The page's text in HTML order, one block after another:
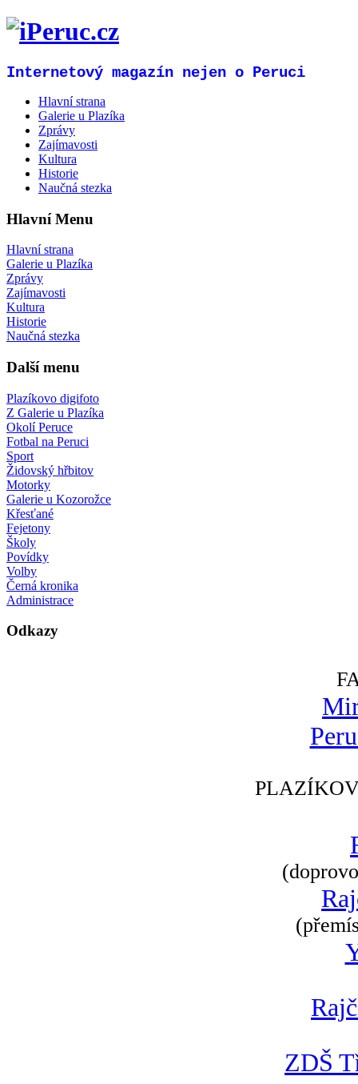
Internetový magazín nejen o Peruci
Hlavní strana
Galerie u Plazíka
Zprávy
Zajímavosti
Kultura
Historie
Naučná stezka
Hlavní Menu
Hlavní strana
Galerie u Plazíka
Zprávy
Zajímavosti
Kultura
Historie
Naučná stezka
Další menu
Plazíkovo digifoto
Z Galerie u Plazíka
Okolí Peruce
Fotbal na Peruci
Sport
Židovský hřbitov
Motorky
Galerie u Kozorožce
Křesťané
Fejetony
Školy
Povídky
Volby
Černá kronika
Administrace
Odkazy
ZDŠ